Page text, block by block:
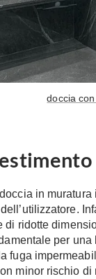
doccia
in
di ridotte
per
fuga
minor rischio